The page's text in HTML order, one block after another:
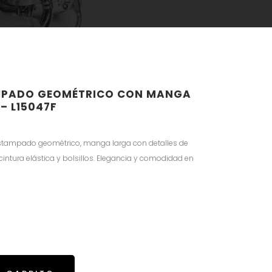
GEOMÉTRICO CON MANGA
L15047F
geométrico, manga larga con detalles de
elástica y bolsillos. Elegancia y comodidad en